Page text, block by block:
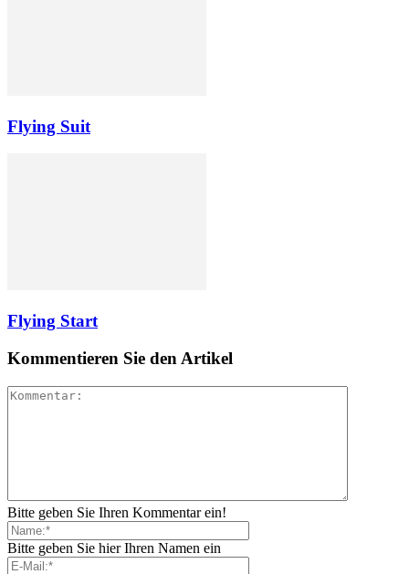
Flying Suit
Flying Start
Kommentieren Sie den Artikel
Bitte geben Sie Ihren Kommentar ein!
Bitte geben Sie hier Ihren Namen ein